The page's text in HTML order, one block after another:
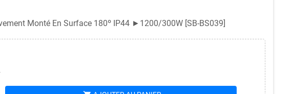
Monté En Surface 180º IP44 ►1200/300W [SB-BS039]